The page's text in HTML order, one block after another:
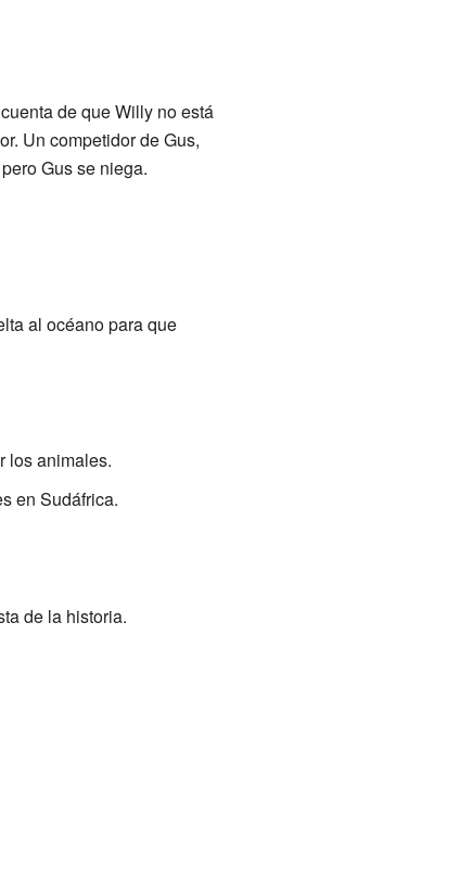
de que Willy no está
Un competidor de Gus,
Gus se niega.
al océano para que
los animales.
en Sudáfrica.
de la historia.